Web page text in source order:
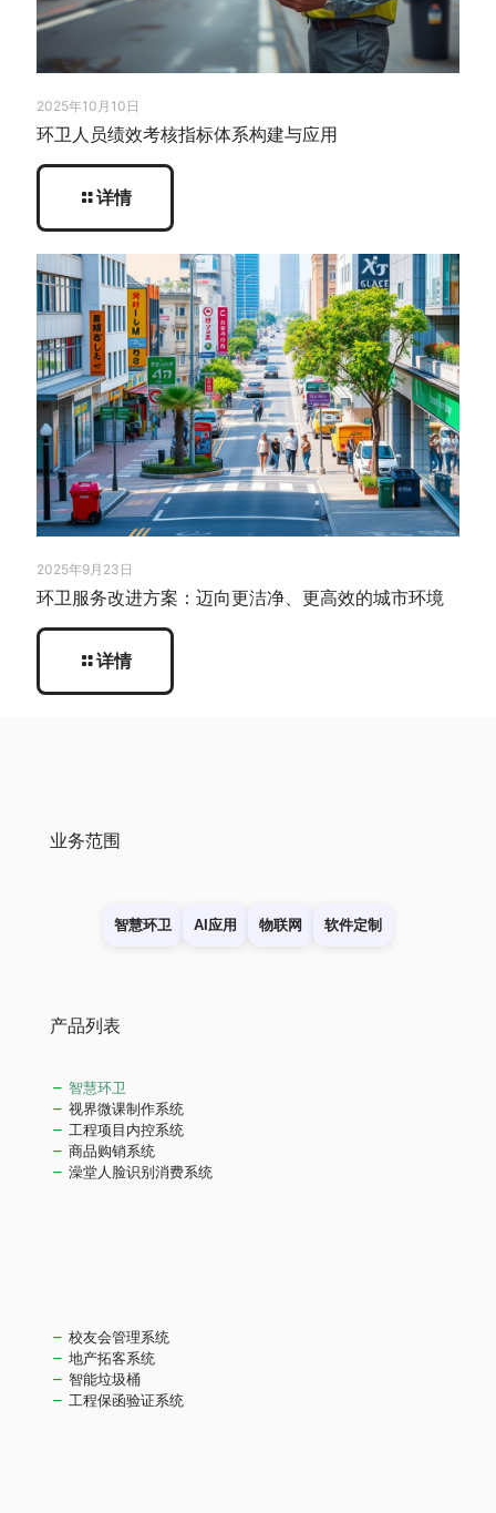
2025年10月10日
环卫人员绩效考核指标体系构建与应用
详情
2025年9月23日
环卫服务改进方案：迈向更洁净、更高效的城市环境
详情
业务范围
智慧环卫 AI应用 物联网 软件定制
产品列表
智慧环卫
视界微课制作系统
工程项目内控系统
商品购销系统
澡堂人脸识别消费系统
校友会管理系统
地产拓客系统
智能垃圾桶
工程保函验证系统